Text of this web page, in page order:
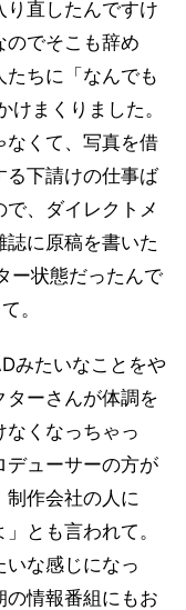
り直したんですけ
のでそこも辞め
ちに「なんでも
まくりました。
なくて、写真を借
る下請けの仕事ば
、ダイレクトメ
に原稿を書いた
ー状態だったんで
。
みたいなことをや
ターさんが体調を
なくなっちゃっ
デューサーの方が
制作会社の人に
とも言われて。
な感じになっ
の情報番組にもお